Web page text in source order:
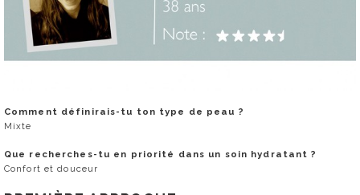
Comment définirais-tu ton type de peau ?
Mixte
Que recherches-tu en priorité dans un soin hydratant ?
Confort et douceur